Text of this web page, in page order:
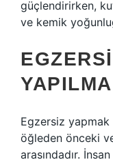
güçlendirirken,
ve kemik
Egzersiz
öğleden önceki
arasındadır.